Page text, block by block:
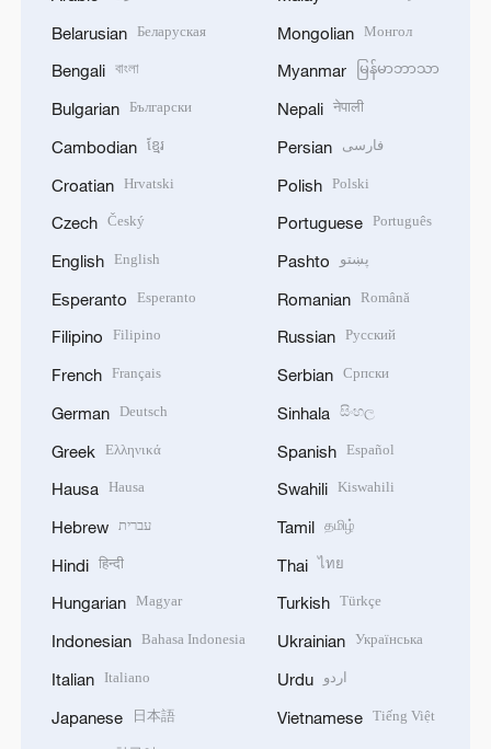
Belarusian Беларуская
Bengali বাংলা
Bulgarian Български
Cambodian ខ្មែរ
Croatian Hrvatski
Czech Český
English English
Esperanto Esperanto
Filipino Filipino
French Français
German Deutsch
Greek Ελληνικά
Hausa Hausa
Hebrew עברית
Hindi हिन्दी
Hungarian Magyar
Indonesian Bahasa Indonesia
Italian Italiano
Japanese 日本語
Mongolian Монгол
Myanmar မြန်မာဘာသာ
Nepali नेपाली
Persian فارسی
Polish Polski
Portuguese Português
Pashto پښتو
Romanian Română
Russian Русский
Serbian Српски
Sinhala සිංහල
Spanish Español
Swahili Kiswahili
Tamil தமிழ்
Thai ไทย
Turkish Türkçe
Ukrainian Українська
Urdu اردو
Vietnamese Tiếng Việt